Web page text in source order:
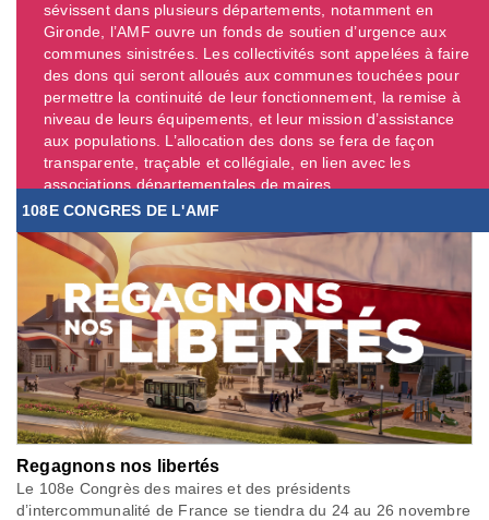
sévissent dans plusieurs départements, notamment en
Gironde, l’AMF ouvre un fonds de soutien d’urgence aux
communes sinistrées. Les collectivités sont appelées à faire
des dons qui seront alloués aux communes touchées pour
permettre la continuité de leur fonctionnement, la remise à
niveau de leurs équipements, et leur mission d’assistance
aux populations. L’allocation des dons se fera de façon
transparente, traçable et collégiale, en lien avec les
associations départementales de maires. ...
108E CONGRES DE L'AMF
Regagnons nos libertés
Le 108e Congrès des maires et des présidents
d’intercommunalité de France se tiendra du 24 au 26 novembre